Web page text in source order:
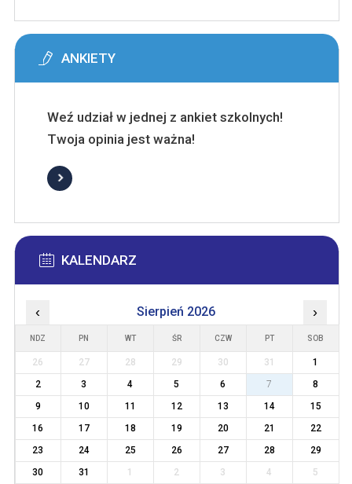
ANKIETY
Weź udział w jednej z ankiet szkolnych!
Twoja opinia jest ważna!
KALENDARZ
‹ Sierpień 2026 ›
NDZ PN WT ŚR CZW PT SOB
26 27 28 29 30 31
1
2
3 4 5 6 7
8
9
10 11 12 13 14
15
16
17 18 19 20 21
22
23
24 25 26 27 28
29
30
31 1 2 3 4 5